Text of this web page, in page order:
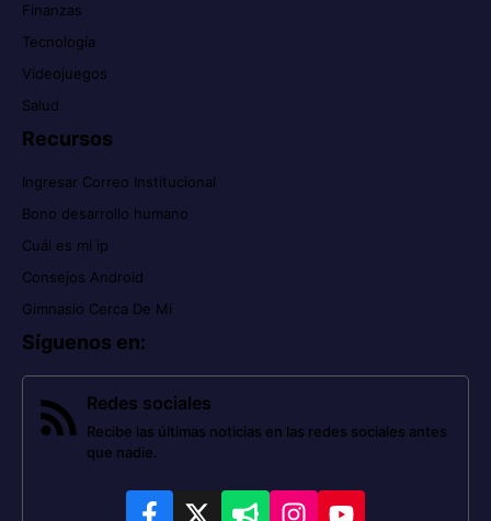
Finanzas
Tecnología
Videojuegos
Salud
Recursos
Ingresar Correo Institucional
Bono desarrollo humano
Cuál es mi ip
Consejos Android
Gimnasio Cerca De Mi
Síguenos en:
Redes sociales
Recibe las últimas noticias en las redes sociales antes
que nadie.